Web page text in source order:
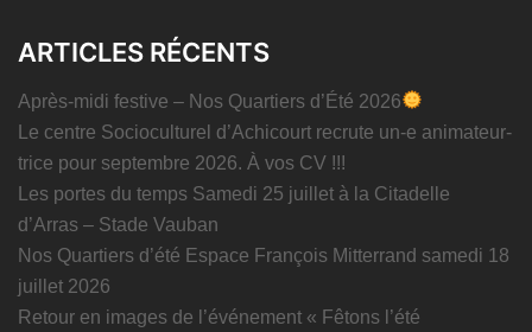
ARTICLES RÉCENTS
Après-midi festive – Nos Quartiers d’Été 2026
Le centre Socioculturel d’Achicourt recrute un-e animateur-
trice pour septembre 2026. À vos CV !!!
Les portes du temps Samedi 25 juillet à la Citadelle
d’Arras – Stade Vauban
Nos Quartiers d’été Espace François Mitterrand samedi 18
juillet 2026
Retour en images de l’événement « Fêtons l’été